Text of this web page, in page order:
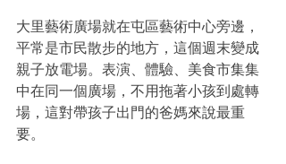
大里藝術廣場就在屯區藝術中心旁邊，
平常是市民散步的地方，這個週末變成
親子放電場。表演、體驗、美食市集集
中在同一個廣場，不用拖著小孩到處轉
場，這對帶孩子出門的爸媽來說最重
要。